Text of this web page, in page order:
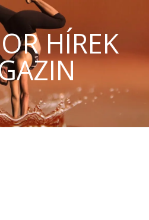
HÍREK